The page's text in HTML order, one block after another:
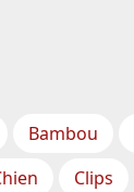
Bambou
Clips